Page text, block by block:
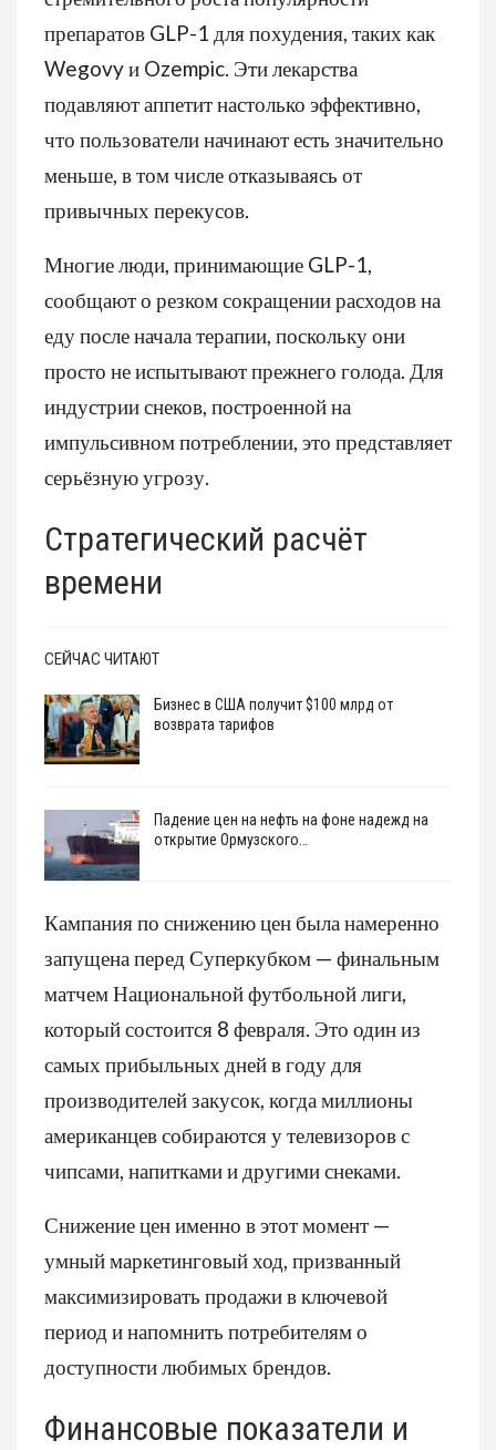
препаратов GLP-1 для похудения, таких как
Wegovy и Ozempic. Эти лекарства
подавляют аппетит настолько эффективно,
что пользователи начинают есть значительно
меньше, в том числе отказываясь от
привычных перекусов.
Многие люди, принимающие GLP-1,
сообщают о резком сокращении расходов на
еду после начала терапии, поскольку они
просто не испытывают прежнего голода. Для
индустрии снеков, построенной на
импульсивном потреблении, это представляет
серьёзную угрозу.
Стратегический расчёт
времени
СЕЙЧАС ЧИТАЮТ
Бизнес в США получит $100 млрд от
возврата тарифов
Падение цен на нефть на фоне надежд на
открытие Ормузского…
Кампания по снижению цен была намеренно
запущена перед Суперкубком — финальным
матчем Национальной футбольной лиги,
который состоится 8 февраля. Это один из
самых прибыльных дней в году для
производителей закусок, когда миллионы
американцев собираются у телевизоров с
чипсами, напитками и другими снеками.
Снижение цен именно в этот момент —
умный маркетинговый ход, призванный
максимизировать продажи в ключевой
период и напомнить потребителям о
доступности любимых брендов.
Финансовые показатели и